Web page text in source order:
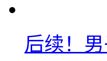
后续！